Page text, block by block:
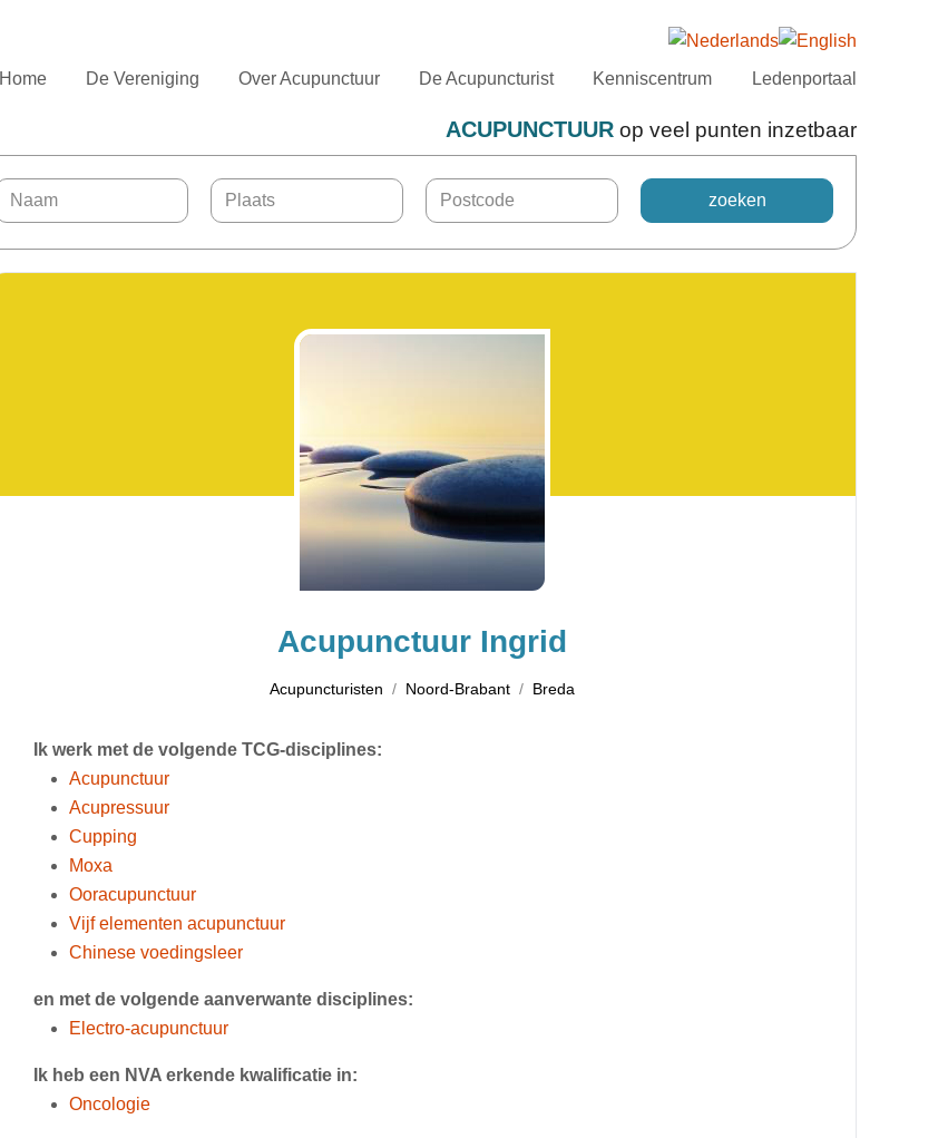
Home De Vereniging Over Acupunctuur De Acupuncturist Kenniscentrum Ledenportaal
ACUPUNCTUURop veel punten inzetbaar
Acupunctuur Ingrid
Acupuncturisten Noord-Brabant Breda
Ik werk met de volgende TCG-disciplines:
Acupunctuur
Acupressuur
Cupping
Moxa
Ooracupunctuur
Vijf elementen acupunctuur
Chinese voedingsleer
en met de volgende aanverwante disciplines:
Electro-acupunctuur
Ik heb een NVA erkende kwalificatie in:
Oncologie